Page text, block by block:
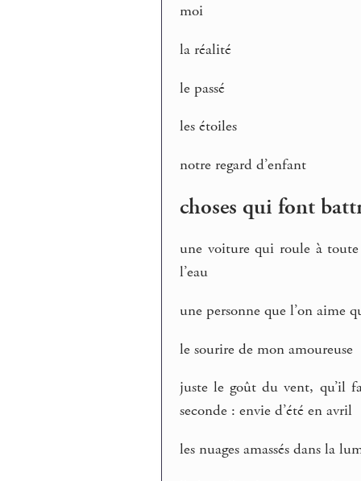
moi
la réalité
le passé
les étoiles
notre regard d’enfant
choses qui font
une voiture qui roule à
l’eau
une personne que l’on aime
le sourire de mon amoureuse
juste le goût du vent, qu’il
seconde : envie d’été en avril
les nuages amassés dans la